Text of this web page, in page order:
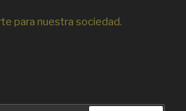
para nuestra sociedad.